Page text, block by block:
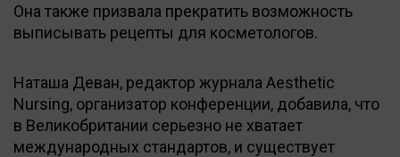
Она также призвала прекратить возможность
выписывать рецепты для косметологов.
Наташа Деван, редактор журнала Aesthetic
Nursing, организатор конференции, добавила, что
в Великобритании серьезно не хватает
международных стандартов, и существует